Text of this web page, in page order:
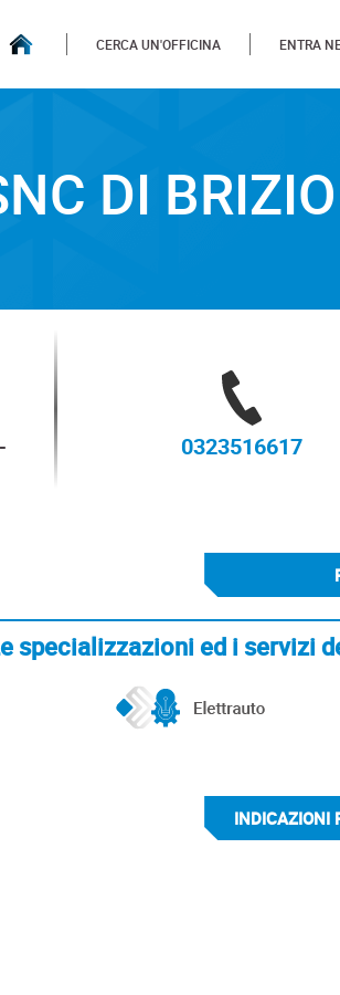
CERCA UN'OFFICINA ENTRA
BRIZIO &
DI
0323516617
specializzazioni ed i servizi
INDICAZIONI